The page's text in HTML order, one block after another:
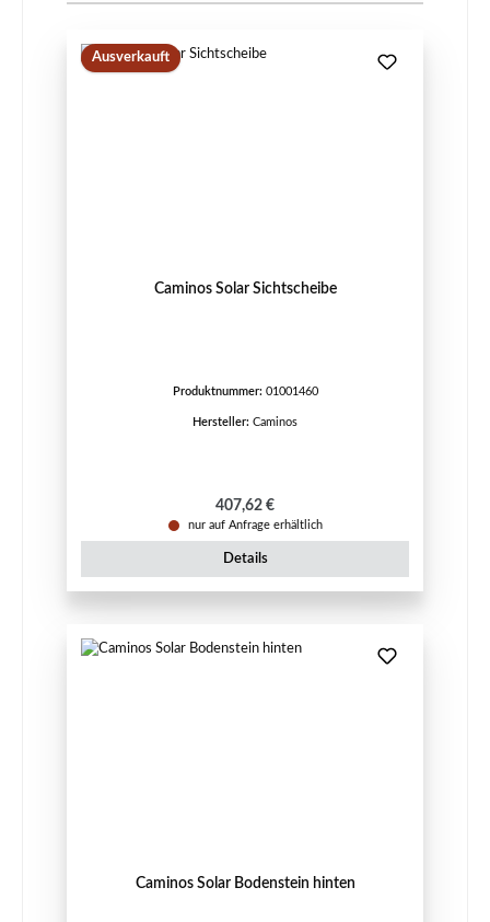
Ausverkauft
Caminos Solar Sichtscheibe
Produktnummer: 01001460
Hersteller: Caminos
Regulärer Preis:
407,62 €
nur auf Anfrage erhältlich
Details
Caminos Solar Bodenstein hinten